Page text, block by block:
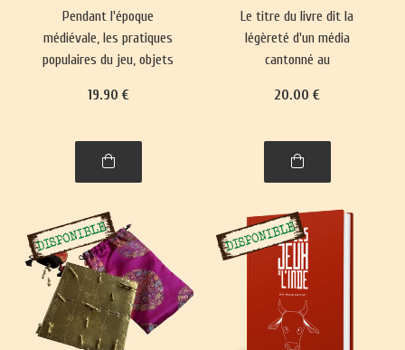
Pendant l'époque
médiévale, les pratiques
populaires du jeu, objets
fréquemment à des
Parallèlement, des jeux
plus complexes ont
classes sociales
aristocratiques.
19.90 €
Le titre du livre dit la
légèreté d'un média
cantonné au
mineure dans le paysage
réactualise nos
représentations du monde
sociales depuis 5000 ans.
20.00 €